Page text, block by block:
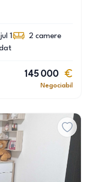
1 2 camere
145 000
Negociabil